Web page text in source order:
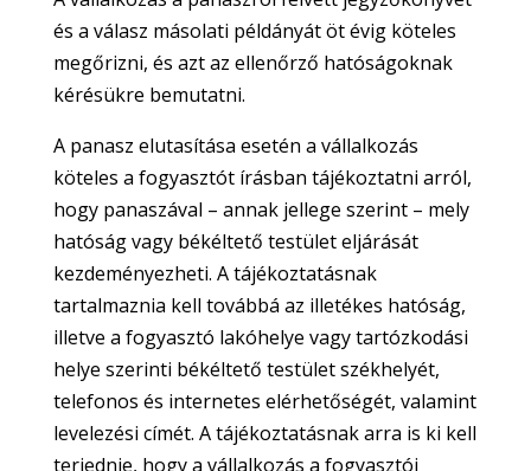
és a válasz másolati példányát öt évig köteles
megőrizni, és azt az ellenőrző hatóságoknak
kérésükre bemutatni.
A panasz elutasítása esetén a vállalkozás
köteles a fogyasztót írásban tájékoztatni arról,
hogy panaszával – annak jellege szerint – mely
hatóság vagy békéltető testület eljárását
kezdeményezheti. A tájékoztatásnak
tartalmaznia kell továbbá az illetékes hatóság,
illetve a fogyasztó lakóhelye vagy tartózkodási
helye szerinti békéltető testület székhelyét,
telefonos és internetes elérhetőségét, valamint
levelezési címét. A tájékoztatásnak arra is ki kell
terjednie, hogy a vállalkozás a fogyasztói